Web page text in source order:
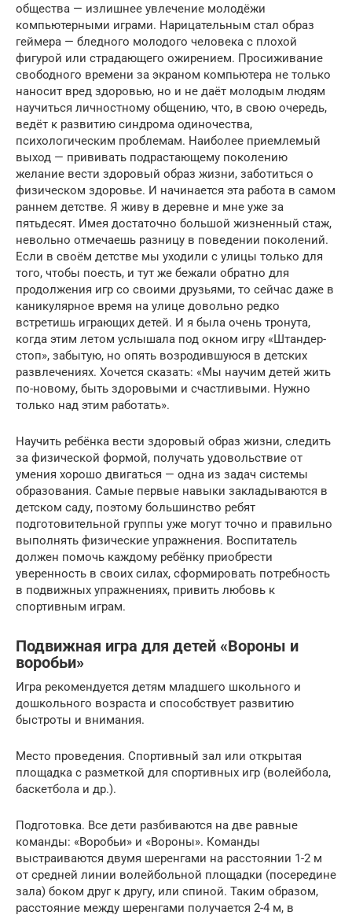
общества — излишнее увлечение молодёжи
компьютерными играми. Нарицательным стал образ
геймера — бледного молодого человека с плохой
фигурой или страдающего ожирением. Просиживание
свободного времени за экраном компьютера не только
наносит вред здоровью, но и не даёт молодым людям
научиться личностному общению, что, в свою очередь,
ведёт к развитию синдрома одиночества,
психологическим проблемам. Наиболее приемлемый
выход — прививать подрастающему поколению
желание вести здоровый образ жизни, заботиться о
физическом здоровье. И начинается эта работа в самом
раннем детстве. Я живу в деревне и мне уже за
пятьдесят. Имея достаточно большой жизненный стаж,
невольно отмечаешь разницу в поведении поколений.
Если в своём детстве мы уходили с улицы только для
того, чтобы поесть, и тут же бежали обратно для
продолжения игр со своими друзьями, то сейчас даже в
каникулярное время на улице довольно редко
встретишь играющих детей. И я была очень тронута,
когда этим летом услышала под окном игру «Штандер-
стоп», забытую, но опять возродившуюся в детских
развлечениях. Хочется сказать: «Мы научим детей жить
по-новому, быть здоровыми и счастливыми. Нужно
только над этим работать».
Научить ребёнка вести здоровый образ жизни, следить
за физической формой, получать удовольствие от
умения хорошо двигаться — одна из задач системы
образования. Самые первые навыки закладываются в
детском саду, поэтому большинство ребят
подготовительной группы уже могут точно и правильно
выполнять физические упражнения. Воспитатель
должен помочь каждому ребёнку приобрести
уверенность в своих силах, сформировать потребность
в подвижных упражнениях, привить любовь к
спортивным играм.
Подвижная игра для детей «Вороны и
воробьи»
Игра рекомендуется детям младшего школьного и
дошкольного возраста и способствует развитию
быстроты и внимания.
Место проведения. Спортивный зал или открытая
площадка с разметкой для спортивных игр (волейбола,
баскетбола и др.).
Подготовка. Все дети разбиваются на две равные
команды: «Воробьи» и «Вороны». Команды
выстраиваются двумя шеренгами на расстоянии 1-2 м
от средней линии волейбольной площадки (посередине
зала) боком друг к другу, или спиной. Таким образом,
расстояние между шеренгами получается 2-4 м, в